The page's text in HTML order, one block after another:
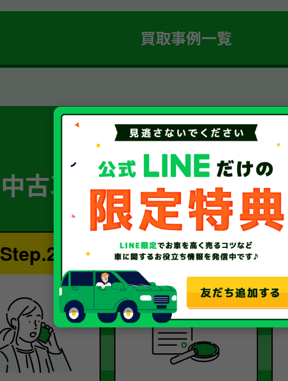
買取事例一覧
簡単 5ステップ！
中古車・廃車・事故車買
Step.2 Step.3